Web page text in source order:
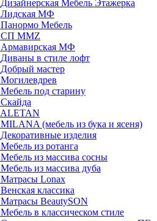
Дизайнерская Мебель Этажерка
Лидская МФ
Панормо Мебель
СП ММZ
Армавирская МФ
Диваны в стиле лофт
Добрый мастер
Могилевдрев
Мебель под старину
Скайда
ALETAN
MILANA (мебель из бука и ясеня)
Декоративные изделия
Мебель из ротанга
Мебель из массива сосны
Мебель из массива дуба
Матрасы Lonax
Венская классика
Матрасы BeautySON
Мебель в классическом стиле